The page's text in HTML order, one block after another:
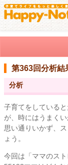
第363回分析結
分析
子育てをしている
が、時にはうまく
思い通りいかず、
ょう。
今回は「ママのス